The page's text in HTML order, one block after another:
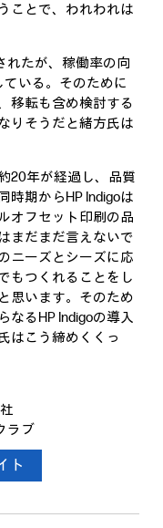
ことで、われわれは
れたが、稼働率の向
いる。そのために
移転も含め検討する
りそうだと緒方氏は
20年が経過し、品質
時期からHP Indigoは
オフセット印刷の品
まだまだ言えないで
ニーズとシーズに応
もつくれることをし
思います。そのため
なるHP Indigoの導入
はこう締めくくっ
ラブ
ト